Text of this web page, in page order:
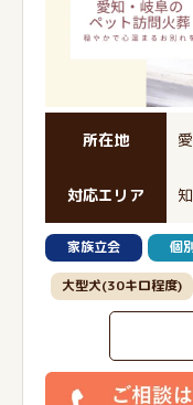
所在地
対応エリア
家族立会 個
大型犬(30キロ程度)